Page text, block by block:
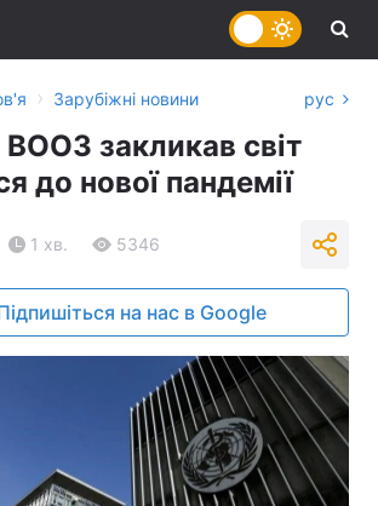
› Зарубіжні новини рус
ВООЗ закликав світ
до нової пандемії
1 хв. 5346
на нас в Google